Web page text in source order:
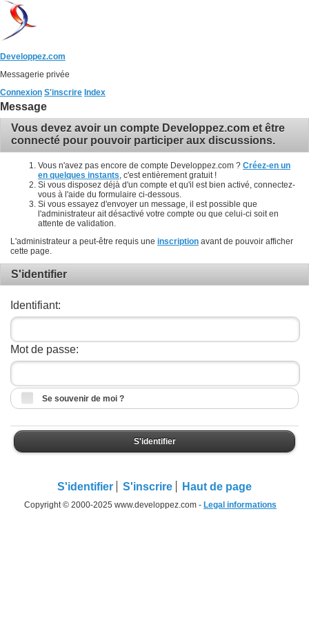
Developpez.com
Messagerie privée
Connexion S'inscrire Index
Message
Vous devez avoir un compte Developpez.com et être
connecté pour pouvoir participer aux discussions.
Vous n'avez pas encore de compte Developpez.com ? Créez-en un
en quelques instants , c'est entièrement gratuit !
Si vous disposez déjà d'un compte et qu'il est bien activé, connectez-
vous à l'aide du formulaire ci-dessous.
Si vous essayez d'envoyer un message, il est possible que
l'administrateur ait désactivé votre compte ou que celui-ci soit en
attente de validation.
L'administrateur a peut-être requis une inscription avant de pouvoir afficher
cette page.
S'identifier
Identifiant:
Mot de passe:
Se souvenir de moi ?
S'identifier
S'identifier S'inscrire Haut de page
Copyright © 2000-2025 www.developpez.com - Legal informations